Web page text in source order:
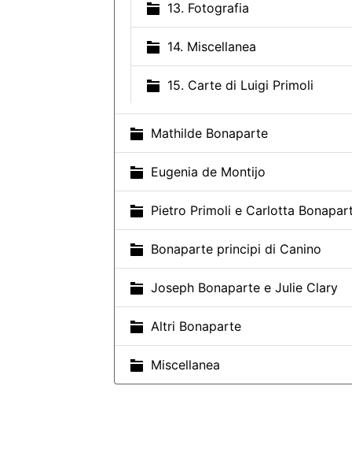
13. Fotografia
14. Miscellanea
15. Carte di Luigi Primoli
Mathilde Bonaparte
Eugenia de Montijo
Pietro Primoli e Carlotta
Bonaparte principi di Canino
Joseph Bonaparte e Julie Clary
Altri Bonaparte
Miscellanea